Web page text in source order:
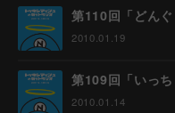
第110回「どんぐ
2010.01.19
第109回「いっち
2010.01.14